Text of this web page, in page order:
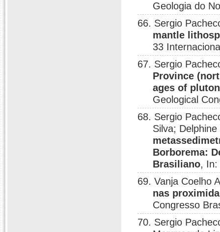
Geologia do
66. Sergio
mantle
33
67. Sergio
Province
ages of
Geological
68. Sergio
Silva;
Borborema:
Brasiliano, In:
69. Vanja Coelho
nas
Congresso
70. Sergio